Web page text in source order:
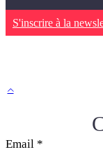
S'inscrire à la
Email *